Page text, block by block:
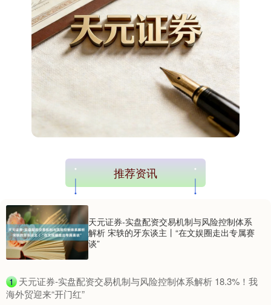
推荐资讯
天元证券-实盘配资交易机制与风险控制体系
解析 宋轶的牙东谈主丨“在文娱圈走出专属赛
谈”
1 ​天元证券-实盘配资交易机制与风险控制体系解析 18.3%！我
海外贸迎来“开门红”